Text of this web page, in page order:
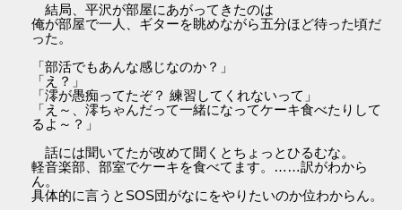
結局、平沢が部屋にあがってきたのは
俺が部屋で一人、ギターを眺めながら五分ほど待った頃だ
った。
「部活でもあんな感じなのか？」
「え？」
「澪が愚痴ってたぞ？ 練習してくれないって」
「え～、澪ちゃんだって一緒になってケーキ食べたりして
るよ～？」
話には聞いてたが改めて聞くとちょっとひるむな。
軽音楽部、部室でケーキを食べてます。……訳がわから
ん。
具体的に言うとSOS団がなにをやりたいのか位わからん。